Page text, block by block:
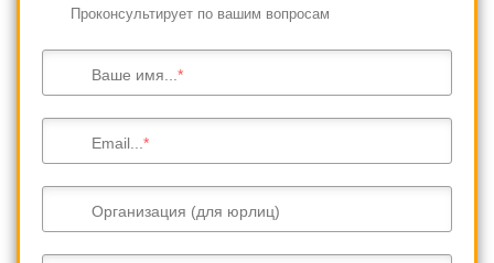
Проконсультирует по вашим вопросам
Ваше имя...
Email...
Организация (для юрлиц)